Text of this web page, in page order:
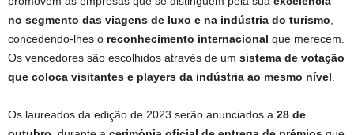
no segmento das viagens de luxo e na indústria do turismo
concedendo-lhes o reconhecimento internacional que merecem.
Os vencedores são escolhidos através de um sistema de votação
que coloca visitantes e players da indústria ao mesmo nível
Os laureados da edição de 2023 serão anunciados a 28 de